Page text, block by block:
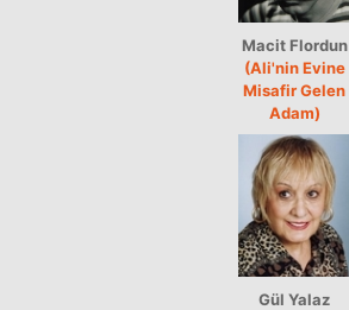
Macit Flordun
(Ali'nin Evine
Misafir Gelen
Adam)
Gül Yalaz